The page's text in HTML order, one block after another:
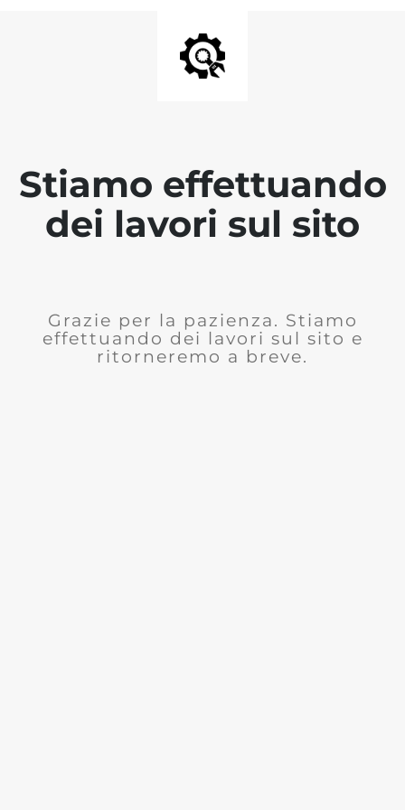
Stiamo effettuando
dei lavori sul sito
Grazie per la pazienza. Stiamo
effettuando dei lavori sul sito e
ritorneremo a breve.